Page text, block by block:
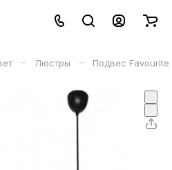
– Люстры – Подвес Favourite